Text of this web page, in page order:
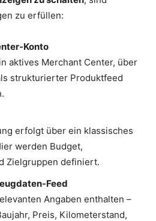
zu erfüllen:
Konto
aktives Merchant Center, über
strukturierter Produktfeed
erfolgt über ein klassisches
werden Budget,
Zielgruppen definiert.
Feed
Angaben enthalten –
Preis, Kilometerstand,